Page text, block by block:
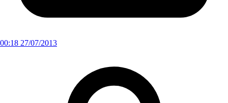
00:18 27/07/2013